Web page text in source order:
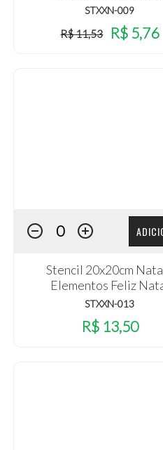
STXXN-009
R$ 11,53 R$ 5,76
Stencil 20x20cm
Elementos Feliz
STXXN-013
R$ 13,50